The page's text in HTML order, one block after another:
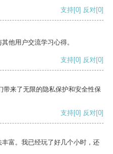
支持[0] 反对[0]
他用户交流学习心得。
支持[0] 反对[0]
来了无限的隐私保护和安全性保
支持[0] 反对[0]
富。我已经玩了好几个小时，还